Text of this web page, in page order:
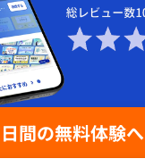
間の無料体験へ